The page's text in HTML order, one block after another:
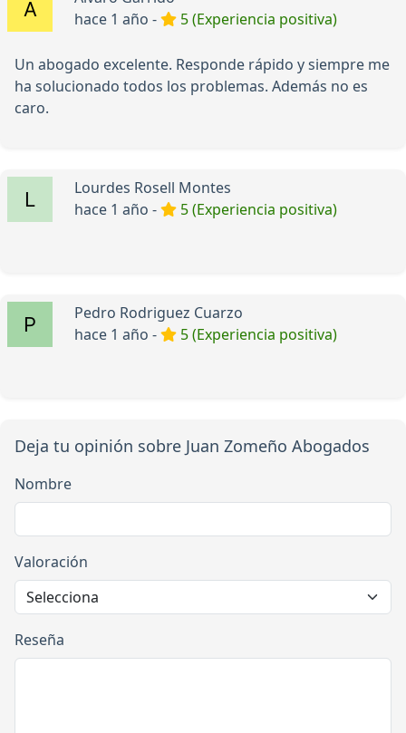
hace 1 año -
5 (Experiencia positiva)
Un abogado excelente. Responde rápido y siempre me
ha solucionado todos los problemas. Además no es
caro.
Lourdes Rosell Montes
hace 1 año -
5 (Experiencia positiva)
Pedro Rodriguez Cuarzo
hace 1 año -
5 (Experiencia positiva)
Deja tu opinión sobre Juan Zomeño Abogados
Nombre
Valoración
Reseña